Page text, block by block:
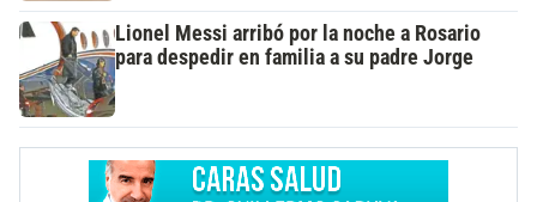
Lionel Messi arribó por la noche a Rosario
para despedir en familia a su padre Jorge